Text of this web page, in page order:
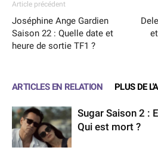
Article précédent
Joséphine Ange Gardien
Saison 22 : Quelle date et
heure de sortie TF1 ?
ARTICLES EN RELATION PLUS DE
Sugar Saison 2 :
Qui est mort ?